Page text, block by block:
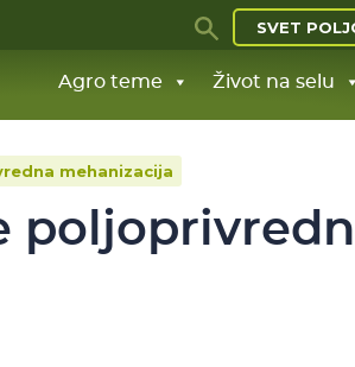
SVET
Agro teme Život na selu
mehanizacija